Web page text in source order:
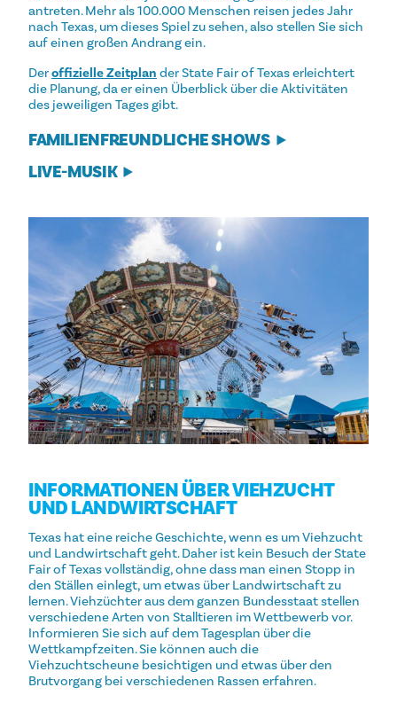
antreten. Mehr als 100.000 Menschen reisen jedes Jahr
nach Texas, um dieses Spiel zu sehen, also stellen Sie sich
auf einen großen Andrang ein.
Deroffizielle Zeitplan der State Fair of Texas erleichtert
die Planung, da er einen Überblick über die Aktivitäten
des jeweiligen Tages gibt.
FAMILIENFREUNDLICHE SHOWS
LIVE-MUSIK
INFORMATIONEN ÜBER VIEHZUCHT
UND LANDWIRTSCHAFT
Texas hat eine reiche Geschichte, wenn es um Viehzucht
und Landwirtschaft geht. Daher ist kein Besuch der State
Fair of Texas vollständig, ohne dass man einen Stopp in
den Ställen einlegt, um etwas über Landwirtschaft zu
lernen. Viehzüchter aus dem ganzen Bundesstaat stellen
verschiedene Arten von Stalltieren im Wettbewerb vor.
Informieren Sie sich auf dem Tagesplan über die
Wettkampfzeiten. Sie können auch die
Viehzuchtscheune besichtigen und etwas über den
Brutvorgang bei verschiedenen Rassen erfahren.